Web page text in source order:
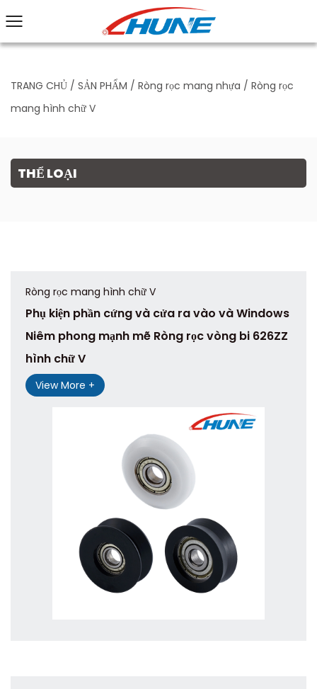
TRANG CHỦ / SẢN PHẨM / Ròng rọc mang nhựa / Ròng rọc
mang hình chữ V
THỂ LOẠI
Ròng rọc mang hình chữ V
Phụ kiện phần cứng và cửa ra vào và Windows
Niêm phong mạnh mẽ Ròng rọc vòng bi 626ZZ
hình chữ V
View More +